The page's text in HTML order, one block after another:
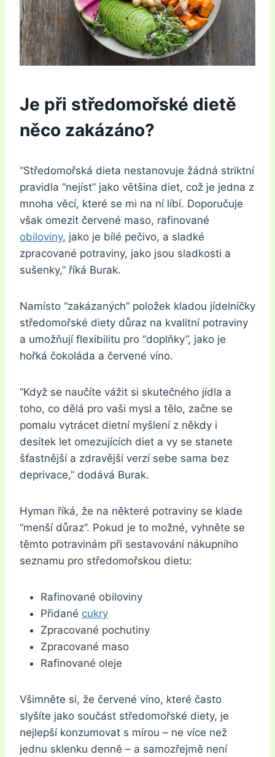
Je při středomořské dietě
něco zakázáno?
“Středomořská dieta nestanovuje žádná striktní
pravidla “nejíst” jako většina diet, což je jedna z
mnoha věcí, které se mi na ní líbí. Doporučuje
však omezit červené maso, rafinované
obiloviny, jako je bílé pečivo, a sladké
zpracované potraviny, jako jsou sladkosti a
sušenky,” říká Burak.
Namísto “zakázaných” položek kladou jídelníčky
středomořské diety důraz na kvalitní potraviny
a umožňují flexibilitu pro “doplňky”, jako je
hořká čokoláda a červené víno.
“Když se naučíte vážit si skutečného jídla a
toho, co dělá pro vaši mysl a tělo, začne se
pomalu vytrácet dietní myšlení z někdy i
desítek let omezujících diet a vy se stanete
šťastnější a zdravější verzí sebe sama bez
deprivace,” dodává Burak.
Hyman říká, že na některé potraviny se klade
“menší důraz”. Pokud je to možné, vyhněte se
těmto potravinám při sestavování nákupního
seznamu pro středomořskou dietu:
Rafinované obiloviny
Přidané cukry
Zpracované pochutiny
Zpracované maso
Rafinované oleje
Všimněte si, že červené víno, které často
slyšíte jako součást středomořské diety, je
nejlepší konzumovat s mírou – ne více než
jednu sklenku denně – a samozřejmě není